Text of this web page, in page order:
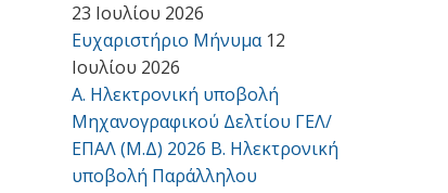
23 Ιουλίου 2026
Ευχαριστήριο Μήνυμα 12
Ιουλίου 2026
Α. Ηλεκτρονική υποβολή
Μηχανογραφικού Δελτίου ΓΕΛ/
ΕΠΑΛ (Μ.Δ) 2026 Β. Ηλεκτρονική
υποβολή Παράλληλου